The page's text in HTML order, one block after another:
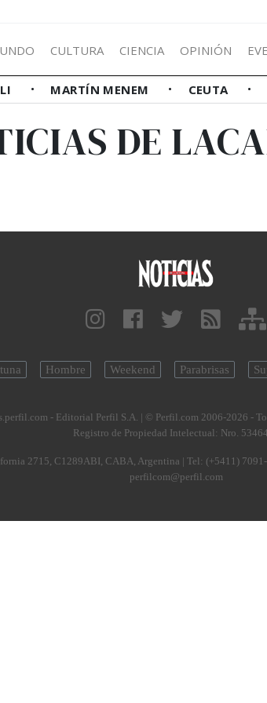
CULTURA CIENCIA OPINIÓN
MARTÍN MENEM CEUTA
DE
Hombre Weekend Parabrisas
- Editorial Perfil S.A. | © Perfil.com 2006-2026 -
Registro de Propiedad Intelectual: Nro.
2715, C1289ABI, CABA, Argentina | Tel: (+5411)
perfilcom@perfil.com